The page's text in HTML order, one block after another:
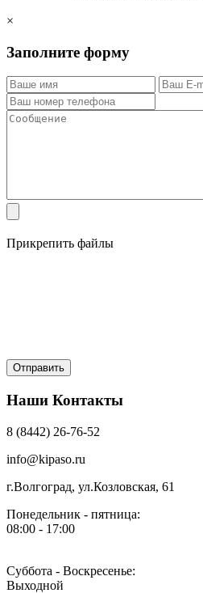
×
Заполните форму
Прикрепить файлы
Наши Контакты
8 (8442) 26-76-52
info@kipaso.ru
г.Волгоград, ул.Козловская, 61
Понедельник - пятница:
08:00 - 17:00
Суббота - Воскресенье:
Выходной